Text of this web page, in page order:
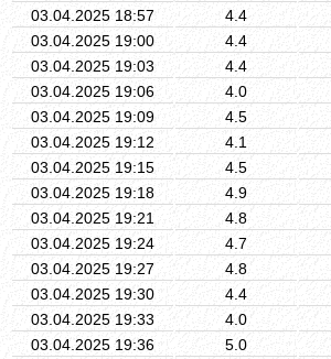
03.04.2025 18:57
4.4
03.04.2025 19:00
4.4
03.04.2025 19:03
4.4
03.04.2025 19:06
4.0
03.04.2025 19:09
4.5
03.04.2025 19:12
4.1
03.04.2025 19:15
4.5
03.04.2025 19:18
4.9
03.04.2025 19:21
4.8
03.04.2025 19:24
4.7
03.04.2025 19:27
4.8
03.04.2025 19:30
4.4
03.04.2025 19:33
4.0
03.04.2025 19:36
5.0